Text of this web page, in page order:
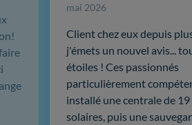
mai 2026
Client chez eux depuis
j'émets un nouvel avis...
étoiles ! Ces passionnés
particulièrement
installé une centrale de
solaires, puis une